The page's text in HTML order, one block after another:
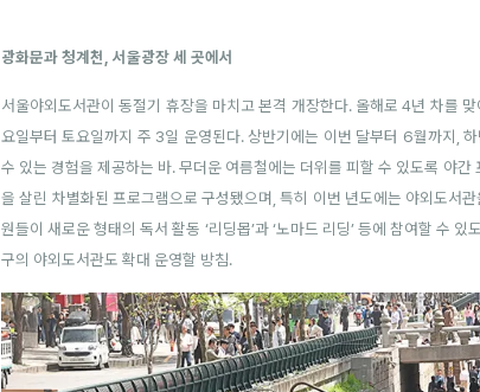
광화문과 청계천, 서울광장 세 곳에서
서울야외도서관이 동절기 휴장을 마치고 본격 개장한다. 올해로 4년 차를
요일부터 토요일까지 주 3일 운영된다. 상반기에는 이번 달부터 6월까지,
수 있는 경험을 제공하는 바. 무더운 여름철에는 더위를 피할 수 있도록 야
을 살린 차별화된 프로그램으로 구성됐으며, 특히 이번 년도에는 야외도서
원들이 새로운 형태의 독서 활동 ‘리딩몹’과 ‘노마드 리딩’ 등에 참여할 수
구의 야외도서관도 확대 운영할 방침.